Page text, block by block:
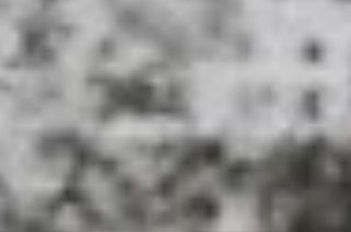
もの」という印象。 身体と知識と機材があれば、
どこでも撮影できる。 スタジオで撮影したいなら
場所を借りて行えばいい。出張撮影はそれが強
み。 空間を生かすのも、スタジオセットを組むの
も、技術と知識があってこそ。 ところがある日、
新規のお客様に、なぜ私に依頼してくださったの
ですか？と尋ねてみると、「自前のスタジを持た
れているので、信頼できると思ったから」と返答
が。 とても意外な言葉でした。 多分での推測で
かないですが、 「スタジオを活用できる仕事量を